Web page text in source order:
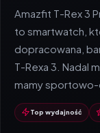
Amazfit T-Rex 3
to smartwatch,
dopracowana,
T-Rexa 3. Nadal
mamy sportowo-
Top wydajność